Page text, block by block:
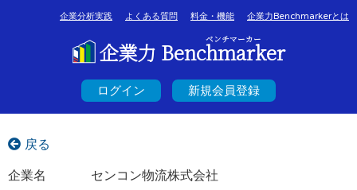
企業分析実践 よくある質問 料金・機能 企業力Benchmarkerとは
ベンチマーカー
企業力 Benchmarker
ログイン 新規会員登録
戻る
企業名
センコン物流株式会社